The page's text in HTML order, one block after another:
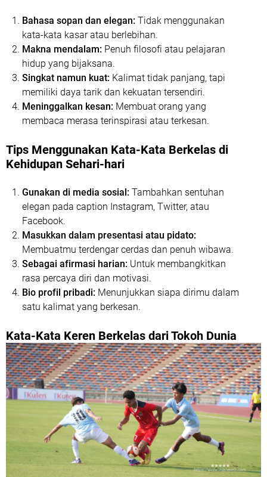
Bahasa sopan dan elegan: Tidak menggunakan
kata-kata kasar atau berlebihan.
Makna mendalam: Penuh filosofi atau pelajaran
hidup yang bijaksana.
Singkat namun kuat: Kalimat tidak panjang, tapi
memiliki daya tarik dan kekuatan tersendiri.
Meninggalkan kesan: Membuat orang yang
membaca merasa terinspirasi atau terkesan.
Tips Menggunakan Kata-Kata Berkelas di
Kehidupan Sehari-hari
Gunakan di media sosial: Tambahkan sentuhan
elegan pada caption Instagram, Twitter, atau
Facebook.
Masukkan dalam presentasi atau pidato:
Membuatmu terdengar cerdas dan penuh wibawa.
Sebagai afirmasi harian: Untuk membangkitkan
rasa percaya diri dan motivasi.
Bio profil pribadi: Menunjukkan siapa dirimu dalam
satu kalimat yang berkesan.
Kata-Kata Keren Berkelas dari Tokoh Dunia